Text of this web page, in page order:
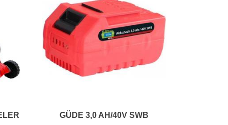
GÜDE 3,0 AH/40V SWB